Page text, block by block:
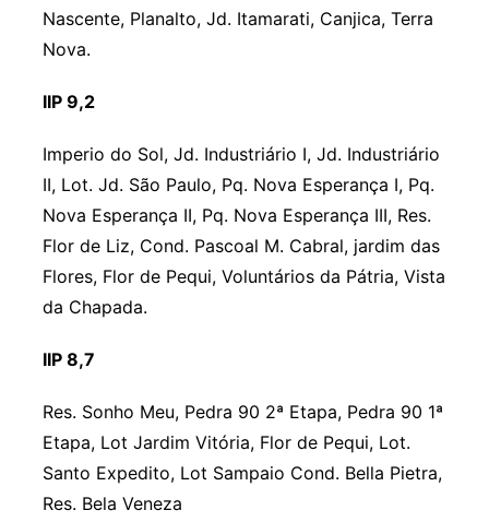
Nascente, Planalto, Jd. Itamarati, Canjica, Terra
Nova.
IIP 9,2
Imperio do Sol, Jd. Industriário I, Jd. Industriário
II, Lot. Jd. São Paulo, Pq. Nova Esperança I, Pq.
Nova Esperança II, Pq. Nova Esperança III, Res.
Flor de Liz, Cond. Pascoal M. Cabral, jardim das
Flores, Flor de Pequi, Voluntários da Pátria, Vista
da Chapada.
IIP 8,7
Res. Sonho Meu, Pedra 90 2ª Etapa, Pedra 90 1ª
Etapa, Lot Jardim Vitória, Flor de Pequi, Lot.
Santo Expedito, Lot Sampaio Cond. Bella Pietra,
Res. Bela Veneza